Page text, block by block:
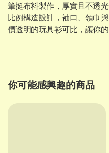
筆挺布料製作，厚實且不透
比例構造設計，袖口、領巾
價透明的玩具衫可比，讓你
你可能感興趣的商品